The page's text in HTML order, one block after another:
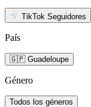
TikTok Seguidores
País
🇬🇵 Guadeloupe
Género
Todos los géneros